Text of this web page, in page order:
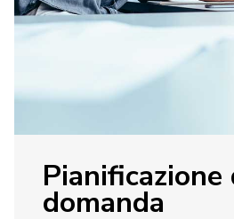
Pianificazione
domanda